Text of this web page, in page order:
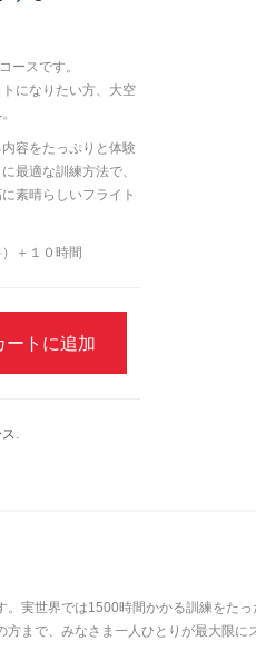
ースです。
になりたい方、大空
容をたっぷりと体験
最適な訓練方法で、
素晴らしいフライト
＋１０時間
ートに追加
.
実世界では1500時間かかる訓練をたっ
まで、みなさま一人ひとりが最大限に